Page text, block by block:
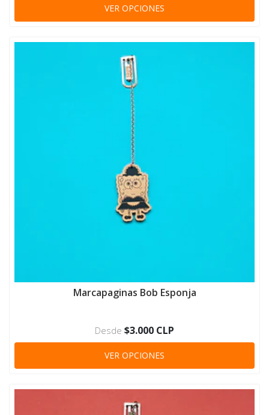
VER OPCIONES
Marcapaginas Bob Esponja
Desde $3.000 CLP
VER OPCIONES